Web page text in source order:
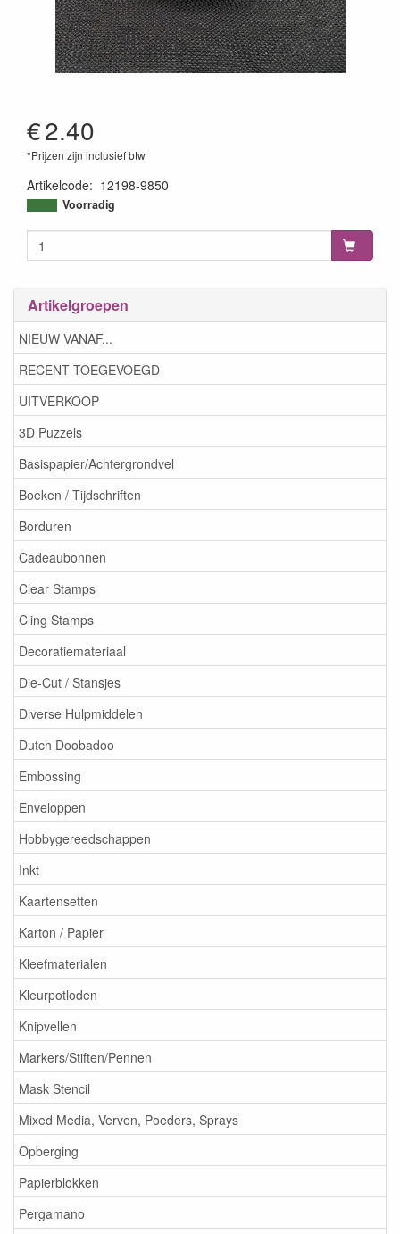
Artikelgroepen
NIEUW VANAF...
RECENT TOEGEVOEGD
UITVERKOOP
3D Puzzels
Basispapier/Achtergrondvel
Boeken / Tijdschriften
Borduren
Cadeaubonnen
Clear Stamps
Cling Stamps
Decoratiemateriaal
Die-Cut / Stansjes
Diverse Hulpmiddelen
Dutch Doobadoo
Embossing
Enveloppen
Hobbygereedschappen
Inkt
Kaartensetten
Karton / Papier
Kleefmaterialen
Kleurpotloden
Knipvellen
Markers/Stiften/Pennen
Mask Stencil
Mixed Media, Verven, Poeders, Sprays
Opberging
Papierblokken
Pergamano
€2.40
*Prijzen zijn inclusief btw
Artikelcode: 12198-9850
8716659110060
Voorradig